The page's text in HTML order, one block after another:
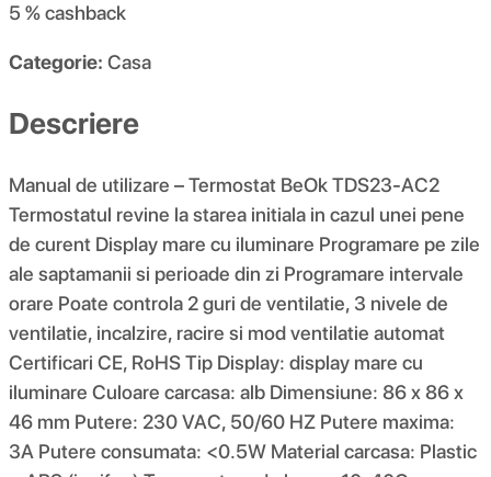
5 %cashback
Categorie: Casa
Descriere
Manual de utilizare – Termostat BeOk TDS23-AC2
Termostatul revine la starea initiala in cazul unei pene
de curent Display mare cu iluminare Programare pe zile
ale saptamanii si perioade din zi Programare intervale
orare Poate controla 2 guri de ventilatie, 3 nivele de
ventilatie, incalzire, racire si mod ventilatie automat
Certificari CE, RoHS Tip Display: display mare cu
iluminare Culoare carcasa: alb Dimensiune: 86 x 86 x
46 mm Putere: 230 VAC, 50/60 HZ Putere maxima:
3A Putere consumata: <0.5W Material carcasa: Plastic